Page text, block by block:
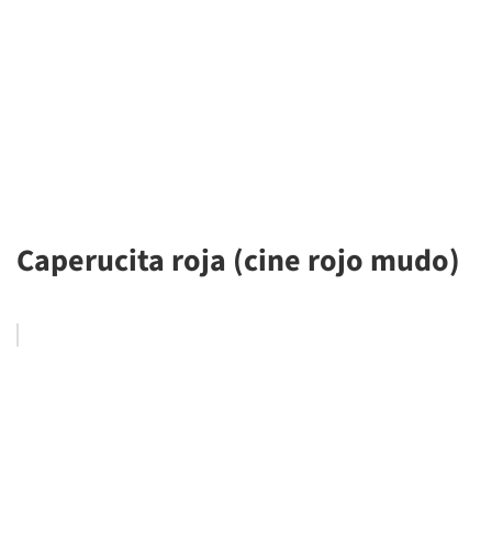
Caperucita roja (cine rojo mudo)